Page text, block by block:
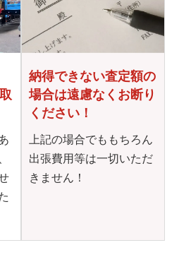
納得できない査定額の
場合は遠慮なくお断り
ください！
上記の場合でももちろん
出張費用等は一切いただ
きません！